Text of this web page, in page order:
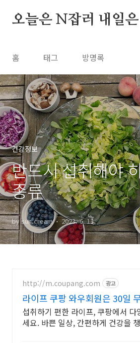
오늘은 N잡러 내일
홈 태그 방명록
건강정보
반드시 섭취해야
종류
by sun.cream 2023. 6. 13.
http://m.coupang.com 광고
라이프 쿠팡 와우회원은 30일
섭취하기 편한 라이프, 쿠팡에서 다
세요. 바쁜 일상, 간편하게 건강을